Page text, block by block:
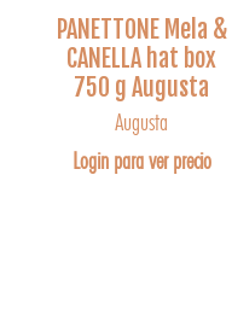
PANETTONE Mela &
CANELLA hat box
750 g Augusta
Augusta
Login para ver precio